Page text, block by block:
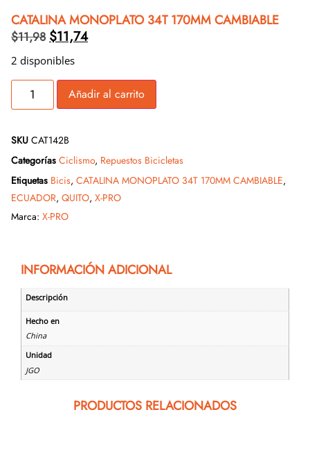
CATALINA MONOPLATO 34T 170MM CAMBIABLE
$11,98 $11,74
2 disponibles
Añadir al carrito
SKU CAT142B
Categorías Ciclismo, Repuestos Bicicletas
Etiquetas Bicis, CATALINA MONOPLATO 34T 170MM CAMBIABLE,
ECUADOR, QUITO, X-PRO
Marca: X-PRO
INFORMACIÓN ADICIONAL
Descripción
Hecho en
China
Unidad
JGO
PRODUCTOS RELACIONADOS